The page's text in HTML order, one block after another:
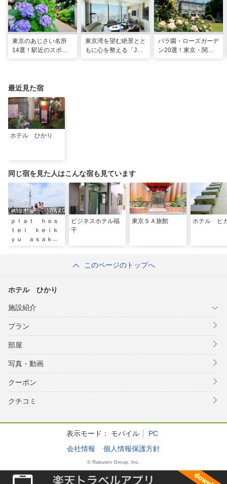
東京のあじさい名所
14選！駅近のスポッ
東京湾を望む絶景とと
もに心を整える「JW
バラ園・ローズガーデ
ン20選！東京・関東
最近見た宿
ホテル ひかり
同じ宿を見た人はこんな宿も見ています
ｐｌａｔ ｈｏｓ
ｔｅｌ ｋｅｉｋ
ｙｕ ａｓａｋｕ
ビジネスホテル福
千
東京ＳＡ旅館 ホテル ヒ
このページのトップへ
ホテル ひかり
施設紹介
プラン
部屋
写真・動画
クーポン
クチコミ
表示モード： モバイル
PC
会社情報
個人情報保護方針
© Rakuten Group, Inc.